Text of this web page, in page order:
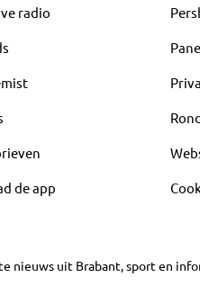
radio
de app
nieuws uit Brabant, sport en